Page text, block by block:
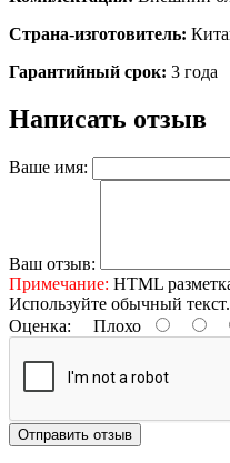
Страна-изготовитель:
Гарантийный срок: 3 года
Написать отзыв
Ваше имя:
Ваш отзыв:
Примечание: HTML
Используйте обычный текст.
Оценка: Плохо
Отправить отзыв